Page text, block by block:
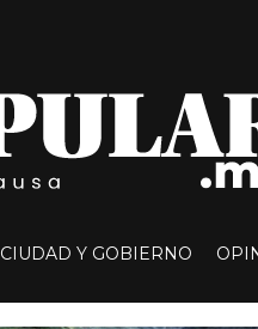
CIUDAD Y GOBIERNO